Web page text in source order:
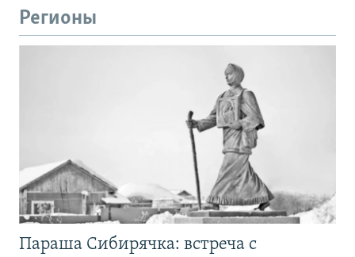
Регионы
Параша Сибирячка: встреча с